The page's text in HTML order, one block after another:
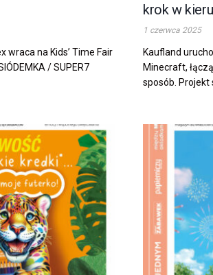
wraca na Kids’ Time Fair
/ SUPER7
krok w
1 czerwca 2025
Kaufland
Minecraft,
sposób. Projekt